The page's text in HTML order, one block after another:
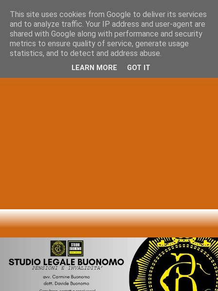
This site uses cookies from Google to deliver its services
and to analyze traffic. Your IP address and user-agent are
shared with Google along with performance and security
metrics to ensure quality of service, generate usage
statistics, and to detect and address abuse.
LEARN MORE GOT IT